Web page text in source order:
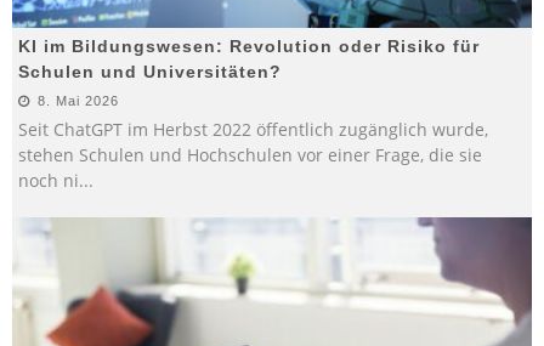
KI im Bildungswesen: Revolution oder Risiko für
Schulen und Universitäten?
8. Mai 2026
Seit ChatGPT im Herbst 2022 öffentlich zugänglich wurde,
stehen Schulen und Hochschulen vor einer Frage, die sie
noch ni...